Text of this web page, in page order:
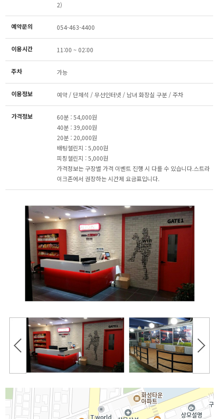
2)
예약문의 054-463-4400
이용시간 11:00 ~ 02:00
주차 가능
이용정보 예약 / 단체석 / 무선인터넷 / 남녀 화장실 구분 / 주차
가격정보
60분 : 54,000원
40분 : 39,000원
20분 : 20,000원
배팅챌린지 : 5,000원
피칭챌린지 : 5,000원
가격정보는 구장별 가격 이벤트 진행 시 다를 수 있습니다.스트라
이크존에서 권장하는 시간제 요금표입니다.